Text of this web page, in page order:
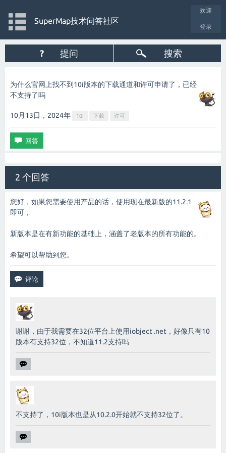
欢迎
登录
SuperMap技术问答社区
? 提问 搜索
为什么官网上找不到10i版本的下载通道和许可申请了，已经
不支持了吗
10月13日，2024年 10i 下载 许可
2 个回答
您好，如果您需要使用产品的话，使用现在最新版的11.2.1
即可，
新版本是在有新功能的基础上，涵盖了老版本的所有功能的。
希望可以帮助到您。
谢谢，由于我需要在32位平台上使用iobject .net，好像只有10
版本有支持32位，不知道11.2支持吗
不支持了，10i版本也是从10.2.0开始就不支持32位了。